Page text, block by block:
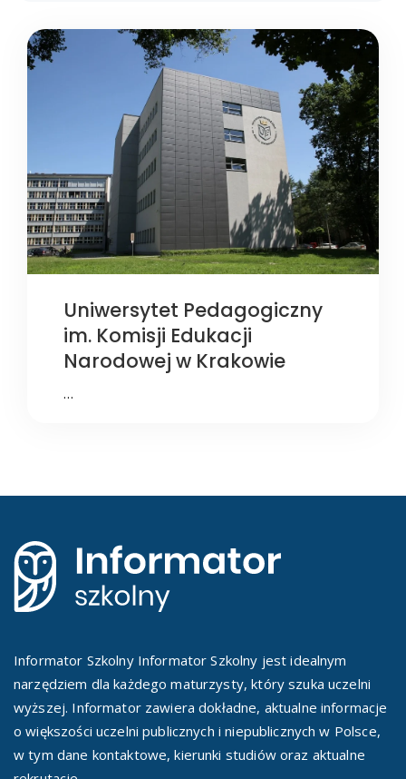
Uniwersytet Pedagogiczny
im. Komisji Edukacji
Narodowej w Krakowie
…
Informator Szkolny Informator Szkolny jest idealnym
narzędziem dla każdego maturzysty, który szuka uczelni
wyższej. Informator zawiera dokładne, aktualne informacje
o większości uczelni publicznych i niepublicznych w Polsce,
w tym dane kontaktowe, kierunki studiów oraz aktualne